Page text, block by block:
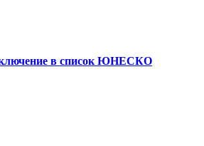
в список ЮНЕСКО